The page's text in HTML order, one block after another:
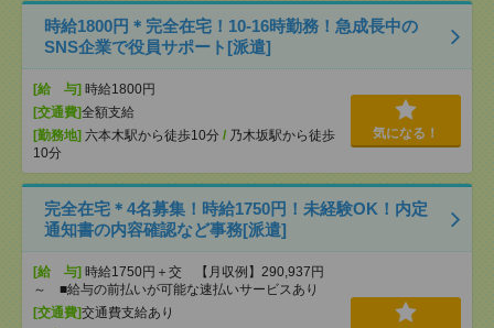
時給1800円＊完全在宅！10-16時勤務！急成長中の
SNS企業で役員サポート[派遣]
[給 与] 時給1800円
[交通費]全額支給
[勤務地] 六本木駅から徒歩10分 / 乃木坂駅から徒歩
10分
気になる！
完全在宅＊4名募集！時給1750円！未経験OK！内定
通知書の内容確認など事務[派遣]
[給 与] 時給1750円＋交 【月収例】290,937円
～ ■給与の前払いが可能な速払いサービスあり
[交通費]交通費支給あり